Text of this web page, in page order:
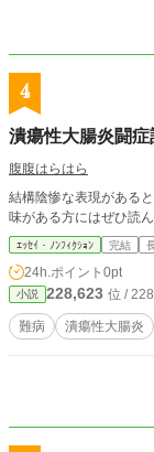
4
潰瘍性大腸炎闘症
腹腹はらはら
結構陰惨な表現がある
味がある方にはぜひ読ん
ｴｯｾｲ・ﾉﾝﾌｨｸｼｮﾝ 完結
24h.ポイント 0pt
小説 228,623 位 /
難病 潰瘍性大腸炎